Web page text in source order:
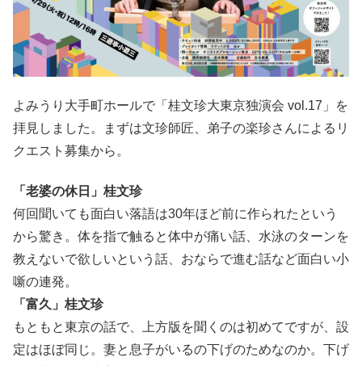
よみうり大手町ホールで「桂文珍大東京独演会 vol.17」を
拝見しました。まずは文珍師匠、弟子の楽珍さんによるリ
クエスト募集から。
「老婆の休日」桂文珍
何回聞いても面白い落語は30年ほど前に作られたという
から驚き。体を指で触ると体中が痛い話、水泳のターンを
教えないで欲しいという話、おならで進む話など面白い小
噺の連発。
「富久」桂文珍
もともと東京の話で、上方版を聞くのは初めてですが、設
定はほぼ同じ。妻と息子がいるの下げのためなのか。下げ